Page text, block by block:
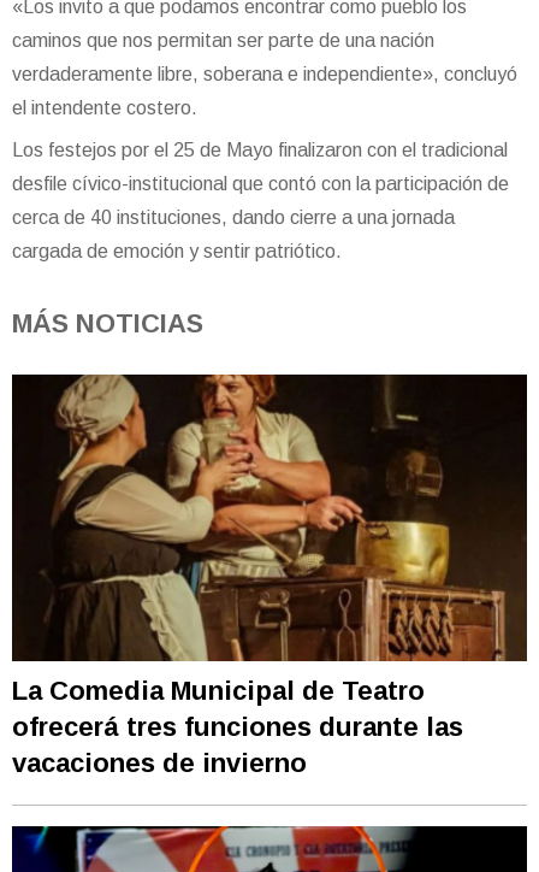
«Los invito a que podamos encontrar como pueblo los
caminos que nos permitan ser parte de una nación
verdaderamente libre, soberana e independiente», concluyó
el intendente costero.
Los festejos por el 25 de Mayo finalizaron con el tradicional
desfile cívico-institucional que contó con la participación de
cerca de 40 instituciones, dando cierre a una jornada
cargada de emoción y sentir patriótico.
MÁS NOTICIAS
La Comedia Municipal de Teatro
ofrecerá tres funciones durante las
vacaciones de invierno